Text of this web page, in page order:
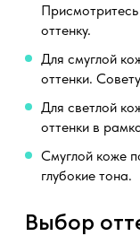
оттенку.
Для смуглой
оттенки.
Для светлой
оттенки в
Смуглой коже
глубокие тона.
Выбор